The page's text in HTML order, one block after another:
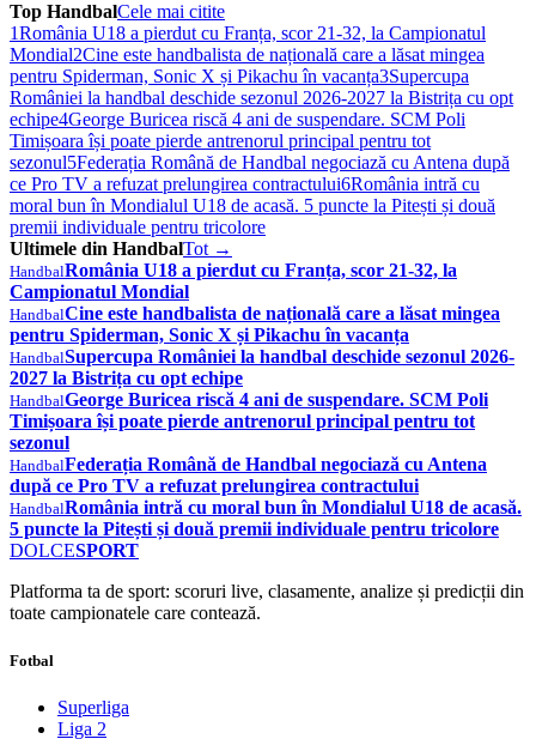
Top HandbalCele mai citite
1România U18 a pierdut cu Franța, scor 21-32, la Campionatul
Mondial2Cine este handbalista de națională care a lăsat mingea
pentru Spiderman, Sonic X și Pikachu în vacanța3Supercupa
României la handbal deschide sezonul 2026-2027 la Bistrița cu opt
echipe4George Buricea riscă 4 ani de suspendare. SCM Poli
Timișoara își poate pierde antrenorul principal pentru tot
sezonul5Federația Română de Handbal negociază cu Antena după
ce Pro TV a refuzat prelungirea contractului6România intră cu
moral bun în Mondialul U18 de acasă. 5 puncte la Pitești și două
premii individuale pentru tricolore
Ultimele din HandbalTot →
HandbalRomânia U18 a pierdut cu Franța, scor 21-32, la
Campionatul Mondial
HandbalCine este handbalista de națională care a lăsat mingea
pentru Spiderman, Sonic X și Pikachu în vacanța
HandbalSupercupa României la handbal deschide sezonul 2026-
2027 la Bistrița cu opt echipe
HandbalGeorge Buricea riscă 4 ani de suspendare. SCM Poli
Timișoara își poate pierde antrenorul principal pentru tot
sezonul
HandbalFederația Română de Handbal negociază cu Antena
după ce Pro TV a refuzat prelungirea contractului
HandbalRomânia intră cu moral bun în Mondialul U18 de acasă.
5 puncte la Pitești și două premii individuale pentru tricolore
DOLCESPORT
Platforma ta de sport: scoruri live, clasamente, analize și predicții din
toate campionatele care contează.
Fotbal
Superliga
Liga 2